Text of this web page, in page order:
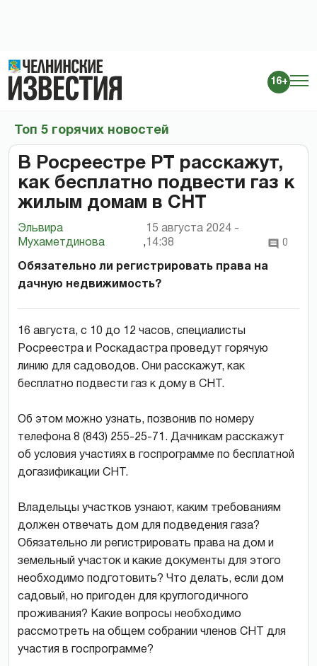
16+
Топ 5 горячих новостей
В Росреестре РТ расскажут,
как бесплатно подвести газ к
жилым домам в СНТ
Эльвира
Мухаметдинова
,
15 августа 2024 -
14:38
0
Обязательно ли регистрировать права на
дачную недвижимость?
16 августа, с 10 до 12 часов, специалисты
Росреестра и Роскадастра проведут горячую
линию для садоводов. Они расскажут, как
бесплатно подвести газ к дому в СНТ.
Об этом можно узнать, позвонив по номеру
телефона 8 (843) 255-25-71. Дачникам расскажут
об условия участиях в госпрограмме по бесплатной
догазификации СНТ.
Владельцы участков узнают, каким требованиям
должен отвечать дом для подведения газа?
Обязательно ли регистрировать права на дом и
земельный участок и какие документы для этого
необходимо подготовить? Что делать, если дом
садовый, но пригоден для круглогодичного
проживания? Какие вопросы необходимо
рассмотреть на общем собрании членов СНТ для
участия в госпрограмме?